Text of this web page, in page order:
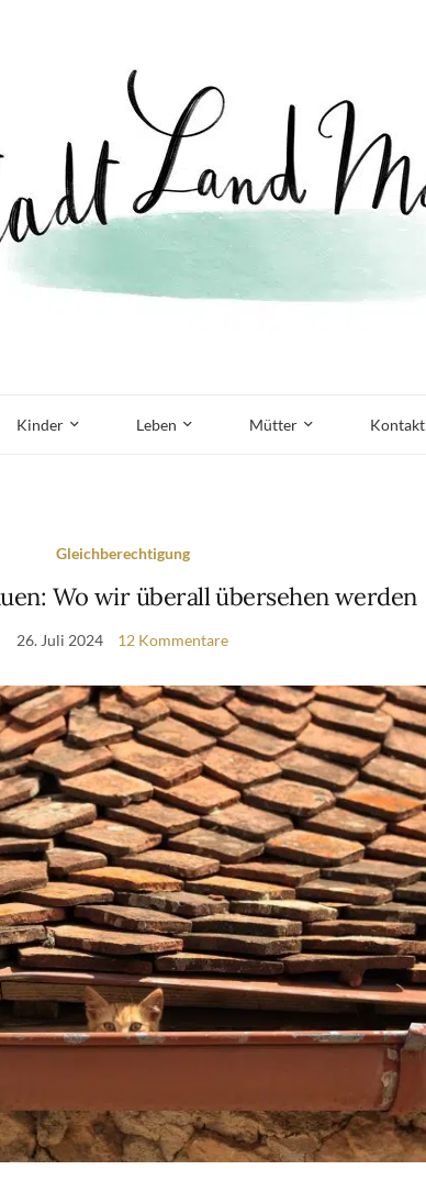
Kinder Leben Mütter Kontakt
Gleichberechtigung
Wo wir überall übersehen werden
26. Juli 2024 12 Kommentare